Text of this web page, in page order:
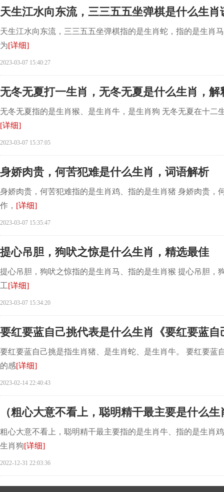
天生江水向东流，三三五五坐弹棋是什么生肖
天生江水向东流，三三五五坐弹棋指的是生肖蛇，指的是生肖
为[详细]
2023-03-07 15:40:27
无冬无夏打一生肖，无冬无夏是什么生肖，解
无冬无夏指的是生肖猴、是生肖牛，是生肖狗 无冬无夏在十
[详细]
2023-03-07 15:37:05
身娇肉贵，何苦犯难是什么生肖，词语解析
身娇肉贵，何苦犯难指的是生肖鸡、指的是生肖猪 身娇肉贵，
作， [详细]
2023-03-07 15:35:47
提心吊胆，狗吠之惊是什么生肖，精选最佳
提心吊胆，狗吠之惊指的是生肖马、指的是生肖猴 提心吊胆
工[详细]
2023-03-07 15:34:20
要红要蓝自己挑代表是什么生肖《要红要蓝
要红要蓝自己挑是指生肖猪、是生肖蛇、是生肖牛。 要红要
的感[详细]
2023-02-14 22:40:43
（粗心大意不看上，聪明精干最主要是什么
粗心大意不看上，聪明精干最主要指的是生肖牛、指的是生肖
生肖狗[详细]
2022-12-31 22:03:36